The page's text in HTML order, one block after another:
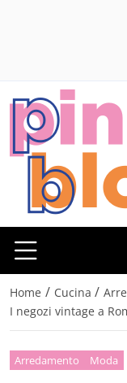
Home / Cucina /
I negozi vintage a
Arredamento Moda